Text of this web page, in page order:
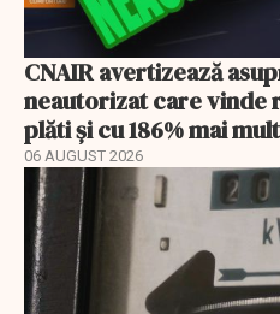
CNAIR avertizează
neautorizat care vinde
plăti și cu 186% mai mult
06 AUGUST 2026